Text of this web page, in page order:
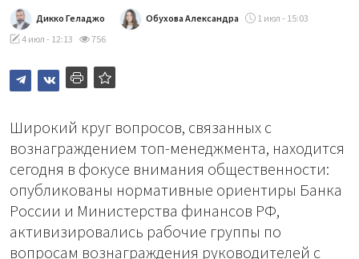
Статьи
Архив
База знаний
Подписка
Дикко Геладжо Обухова Александра
1 июл - 15:03
4 июл - 12:13
756
Широкий круг вопросов, связанных с
вознаграждением топ-менеджмента, находится
сегодня в фокусе внимания общественности:
опубликованы нормативные ориентиры Банка
России и Министерства финансов РФ,
активизировались рабочие группы по
вопросам вознаграждения руководителей с